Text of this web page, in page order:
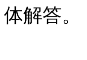
体解答。